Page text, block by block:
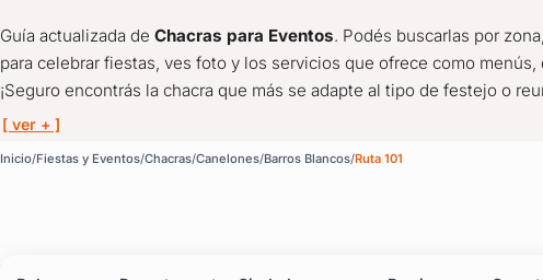
Guía actualizada de Chacras para Eventos. Podés buscarlas por
para celebrar fiestas, ves foto y los servicios que ofrece como
¡Seguro encontrás la chacra que más se adapte al tipo de festejo o
[ ver + ]
Inicio Fiestas y Eventos Chacras Canelones Barros Blancos Ruta 101
Chacras para Fiestas y
. Podés buscarlas por